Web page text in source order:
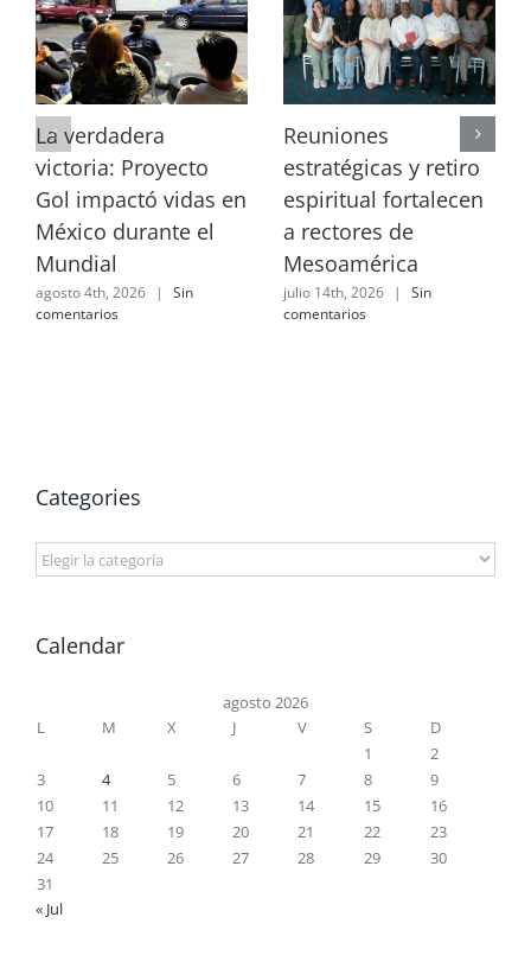
La verdadera
victoria: Proyecto
Gol impactó vidas en
México durante el
Mundial
agosto 4th, 2026 |
Sin
comentarios
Reuniones
estratégicas y retiro
espiritual fortalecen
a rectores de
Mesoamérica
julio 14th, 2026 |
Sin
comentarios
Categories
Categories
Calendar
agosto 2026
L
M X J V S
D
1
2
3
4 5 6 7 8
9
10
11 12 13 14 15
16
17
18 19 20 21 22
23
24
25 26 27 28 29
30
31
« Jul